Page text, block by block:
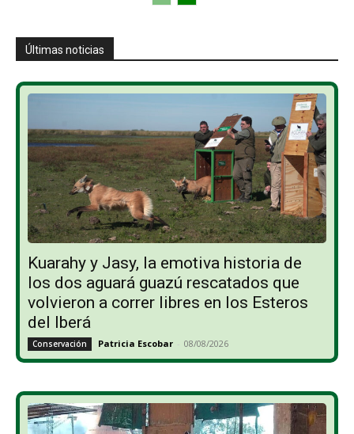
Últimas noticias
Kuarahy y Jasy, la emotiva historia de
los dos aguará guazú rescatados que
volvieron a correr libres en los Esteros
del Iberá
Conservación Patricia Escobar - 08/08/2026